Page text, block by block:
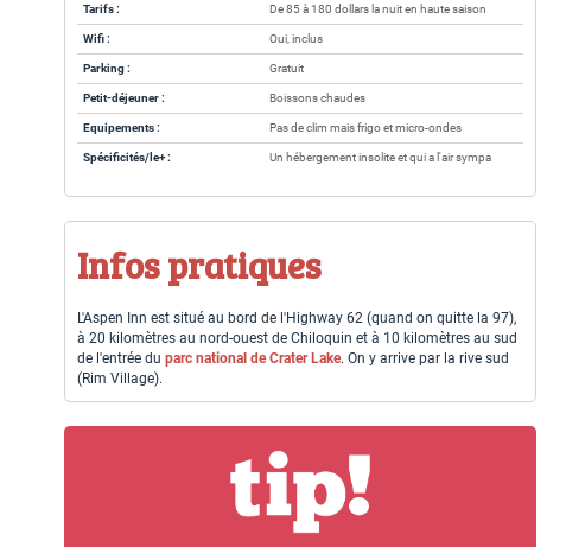
Tarifs : De 85 à 180 dollars la nuit en haute saison
Wifi : Oui, inclus
Parking : Gratuit
Petit-déjeuner : Boissons chaudes
Equipements : Pas de clim mais frigo et micro-ondes
Spécificités/le+ : Un hébergement insolite et qui a l'air sympa
Infos pratiques
L'Aspen Inn est situé au bord de l'Highway 62 (quand on quitte la 97),
à 20 kilomètres au nord-ouest de Chiloquin et à 10 kilomètres au sud
de l'entrée du parc national de Crater Lake. On y arrive par la rive sud
(Rim Village).